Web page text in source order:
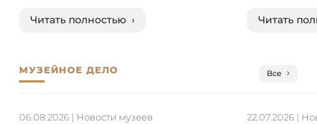
Читать полностью › Читать
МУЗЕЙНОЕ ДЕЛО Все
06.08.2026| Новости музеев 22.07.2026 |